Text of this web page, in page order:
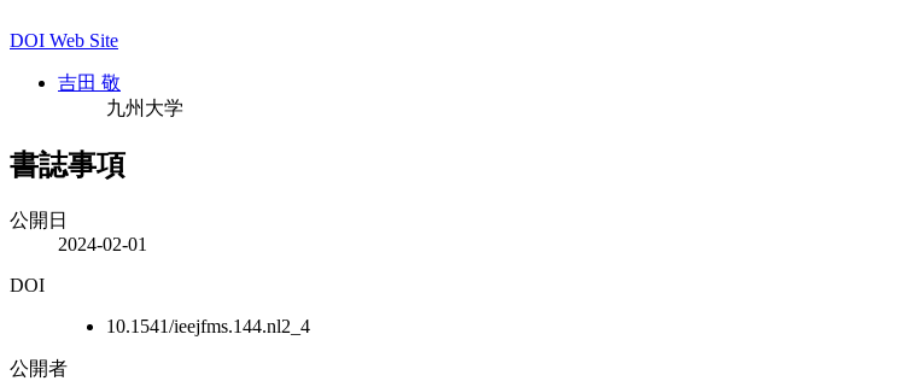
DOI Web Site
吉田 敬
九州大学
書誌事項
公開日
2024-02-01
DOI
10.1541/ieejfms.144.nl2_4
公開者